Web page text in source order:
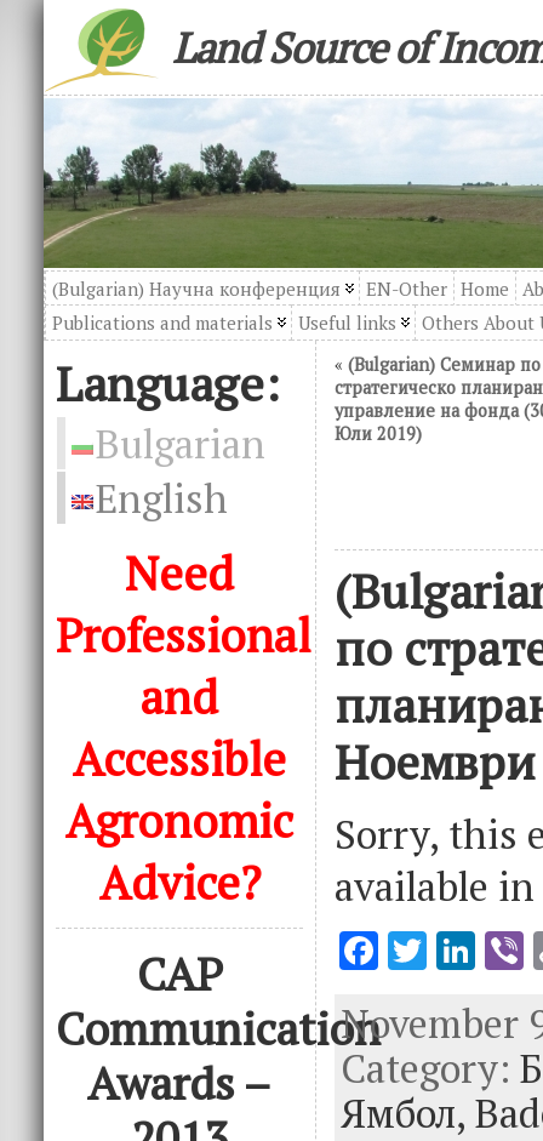
Land Source of
(Bulgarian) Научна конференция EN-Other Home
Publications and materials
Useful links Others About
Language:
Bulgarian
English
Need
Professional
and
Accessible
Agronomic
Advice?
CAP
Communication
Awards –
« (Bulgarian) Семинар по
стратегическо
управление на фонда
Юли 2019)
по
Ноември
Sorry, this
available in
F
e
b
o
T
it
te
r
Li
k
e
dI
November
Category:
Ямбол,